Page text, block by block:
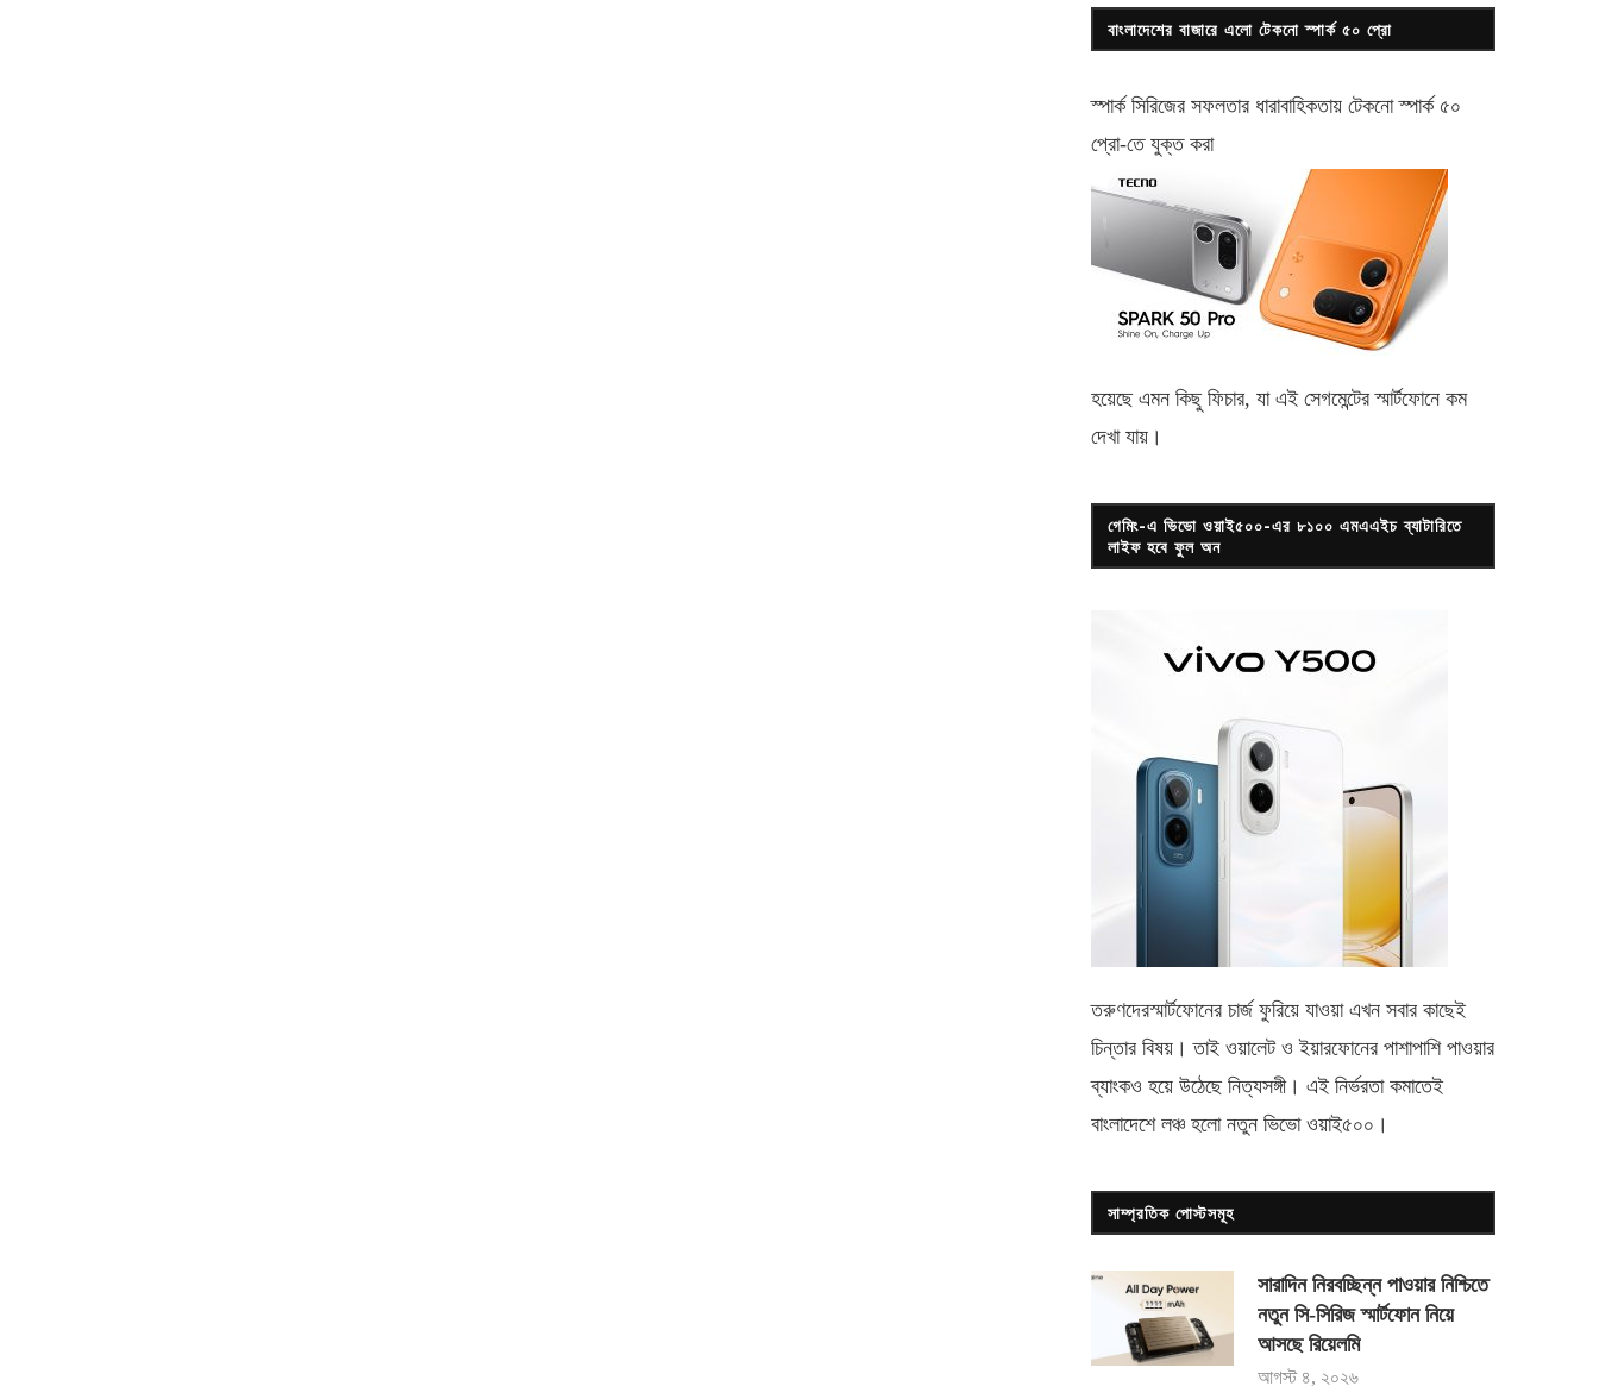
বাংলাদেশের বাজারে এলো টেকনো স্পার্ক ৫০ প্রো
স্পার্ক সিরিজের সফলতার ধারাবাহিকতায় টেকনোস্পার্ক ৫০
প্রো-তে যুক্ত করা
হয়েছে এমন কিছু ফিচার, যা এই সেগমেন্টের স্মার্টফোনে কম
দেখা যায়।
গেমিং-এ ভিভো ওয়াই৫০০-এর ৮১০০ এমএএইচ ব্যাটারিতে
লাইফ হবে ফুল অন
তরুণদেরস্মার্টফোনের চার্জ ফুরিয়ে যাওয়া এখন সবার কাছেই
চিন্তার বিষয়। তাই ওয়ালেট ও ইয়ারফোনের পাশাপাশি পাওয়ার
ব্যাংকও হয়ে উঠেছে নিত্যসঙ্গী। এই নির্ভরতা কমাতেই
বাংলাদেশে লঞ্চ হলো নতুন ভিভো ওয়াই৫০০ ।
সাম্প্রতিক পোস্টসমূহ
সারাদিন নিরবচ্ছিন্ন পাওয়ার নিশ্চিতে
নতুন সি-সিরিজ স্মার্টফোন নিয়ে
আসছে রিয়েলমি
আগস্ট ৪, ২০২৬